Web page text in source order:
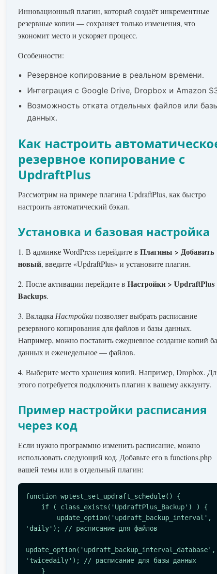
Инновационный плагин, который создаёт инкрементные
резервные копии — сохраняет только изменения, что
экономит место и ускоряет процесс.
Особенности:
Резервное копирование в реальном времени.
Интеграция с Google Drive, Dropbox и Amazon
Возможность отката отдельных файлов или
данных.
Как настроить
резервное копирование с
UpdraftPlus
Рассмотрим на примере плагина UpdraftPlus, как быстро
настроить автоматический бэкап.
Установка и базовая настройка
1. В админке WordPress перейдите в Плагины > Добавить
новый, введите «UpdraftPlus» и установите плагин.
2. После активации перейдите в Настройки > UpdraftPlus
Backups.
3. Вкладка Настройкипозволяет выбрать расписание
резервного копирования для файлов и базы данных.
Например, можно поставить ежедневное создание копий
данных и еженедельное — файлов.
4. Выберите место хранения копий. Например, Dropbox.
этого потребуется подключить плагин к вашему аккаунту.
Пример настройки расписания
через код
Если нужно программно изменить расписание, можно
использовать следующий код. Добавьте его в functions.php
вашей темы или в отдельный плагин:
function wptest_set_updraft_schedule() {
'daily'); // расписание для файлов
'twicedaily'); // расписание для базы данных